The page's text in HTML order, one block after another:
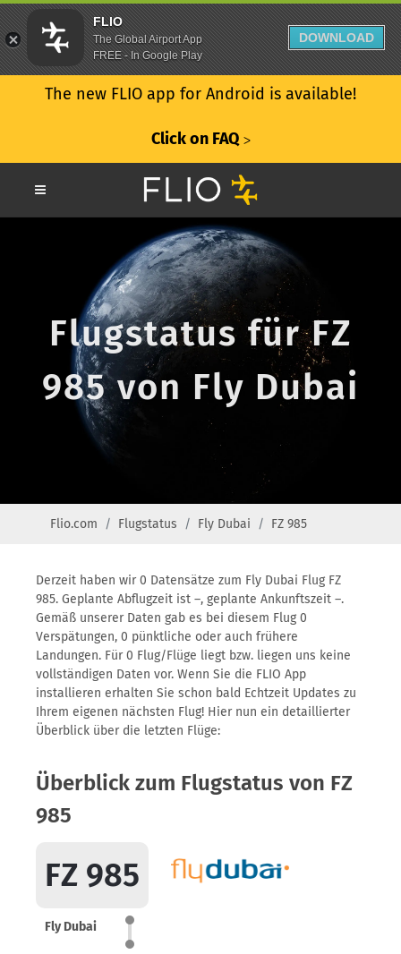
The new FLIO app for Android is available!
Click on FAQ ᐳ
Flugstatus für FZ
985 von Fly Dubai
Flio.com Flugstatus Fly Dubai FZ 985
Derzeit haben wir 0 Datensätze zum Fly Dubai Flug FZ
985. Geplante Abflugzeit ist –, geplante Ankunftszeit –.
Gemäß unserer Daten gab es bei diesem Flug 0
Verspätungen, 0 pünktliche oder auch frühere
Landungen. Für 0 Flug/Flüge liegt bzw. liegen uns keine
vollständigen Daten vor. Wenn Sie die FLIO App
installieren erhalten Sie schon bald Echtzeit Updates zu
Ihrem eigenen nächsten Flug! Hier nun ein detaillierter
Überblick über die letzten Flüge:
Überblick zum Flugstatus von FZ
985
FZ 985
Fly Dubai
FLIO
The Global Airport App
FREE - In Google Play
DOWNLOAD